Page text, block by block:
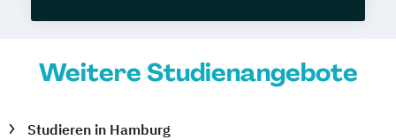
Weitere Studienangebote
Studieren in Hamburg